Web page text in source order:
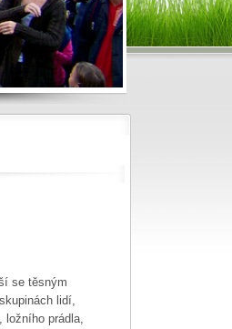
se těsným
lidí,
ložního prádla,